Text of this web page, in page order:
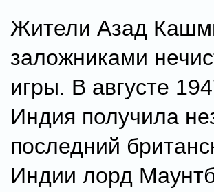
Жители Азад
заложниками
игры. В августе
Индия получила
последний
Индии лорд